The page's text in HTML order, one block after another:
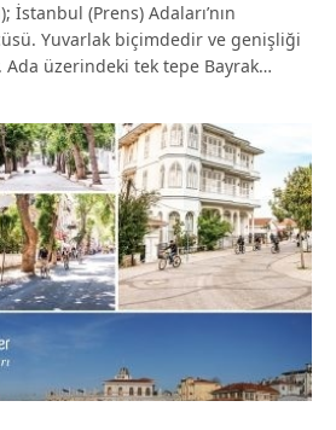
İstanbul (Prens) Adaları’nın
Yuvarlak biçimdedir ve genişliği
Ada üzerindeki tek tepe Bayrak…